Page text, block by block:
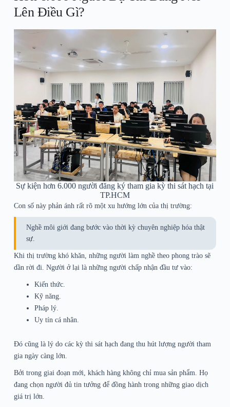
Lên Điều Gì?
Sự kiện hơn 6.000 người đăng ký tham gia kỳ thi sát hạch tại
TP.HCM
Con số này phản ánh rất rõ một xu hướng lớn của thị trường:
Nghề môi giới đang bước vào thời kỳ chuyên nghiệp hóa thật
sự.
Khi thị trường khó khăn, những người làm nghề theo phong trào sẽ
dần rời đi. Người ở lại là những người chấp nhận đầu tư vào:
Kiến thức.
Kỹ năng.
Pháp lý.
Uy tín cá nhân.
Đó cũng là lý do các kỳ thi sát hạch đang thu hút lượng người tham
gia ngày càng lớn.
Bởi trong giai đoạn mới, khách hàng không chỉ mua sản phẩm. Họ
đang chọn người đủ tin tưởng để đồng hành trong những giao dịch
giá trị lớn.